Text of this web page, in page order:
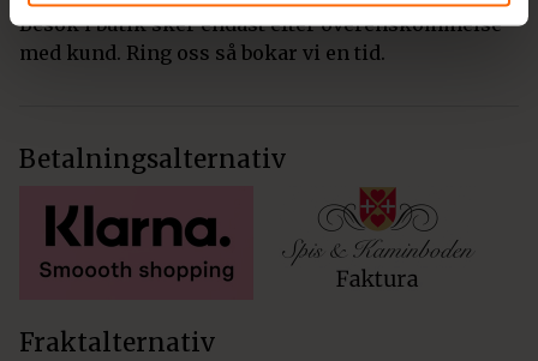
Besök i butik sker endast efter överenskommelse
med kund. Ring oss så bokar vi en tid.
Betalningsalternativ
Fraktalternativ